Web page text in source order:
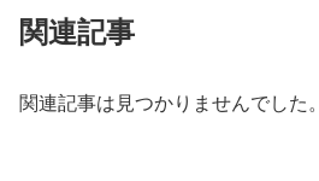
関連記事
関連記事は見つかりませんでした。